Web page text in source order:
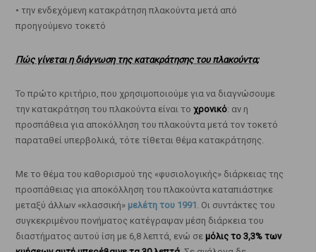
• την ενδεχόμενη κατακράτηση πλακούντα μετά από
προηγούμενο τοκετό
Πώς γίνεται η διάγνωση της κατακράτησης του πλακούντα;
Το πρώτο κριτήριο, που χρησιμοποιούμε για να διαγνώσουμε
την κατακράτηση του πλακούντα είναι το χρονικό: αν η
προσπάθεια για αποκόλληση του πλακούντα μετά τον τοκετό
παραταθεί υπερβολικά, τότε τίθεται θέμα κατακράτησης.
Με το θέμα του καθορισμού της «φυσιολογικής» διάρκειας της
προσπάθειας για αποκόλληση του πλακούντα καταπιάστηκε
μεταξύ άλλων «κλασσική» μελέτη του 1991. Οι συντάκτες του
συγκεκριμένου πονήματος κατέγραψαν μέση διάρκεια του
διαστήματος αυτού ίση με 6,8 λεπτά, ενώ σε μόλις το 3,3% των